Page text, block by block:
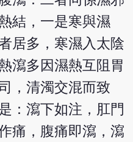
結，一是寒與濕
居多，寒濕入太陰
瀉多因濕熱互阻胃
，清濁交混而致
：瀉下如注，肛門
痛，腹痛即瀉，瀉